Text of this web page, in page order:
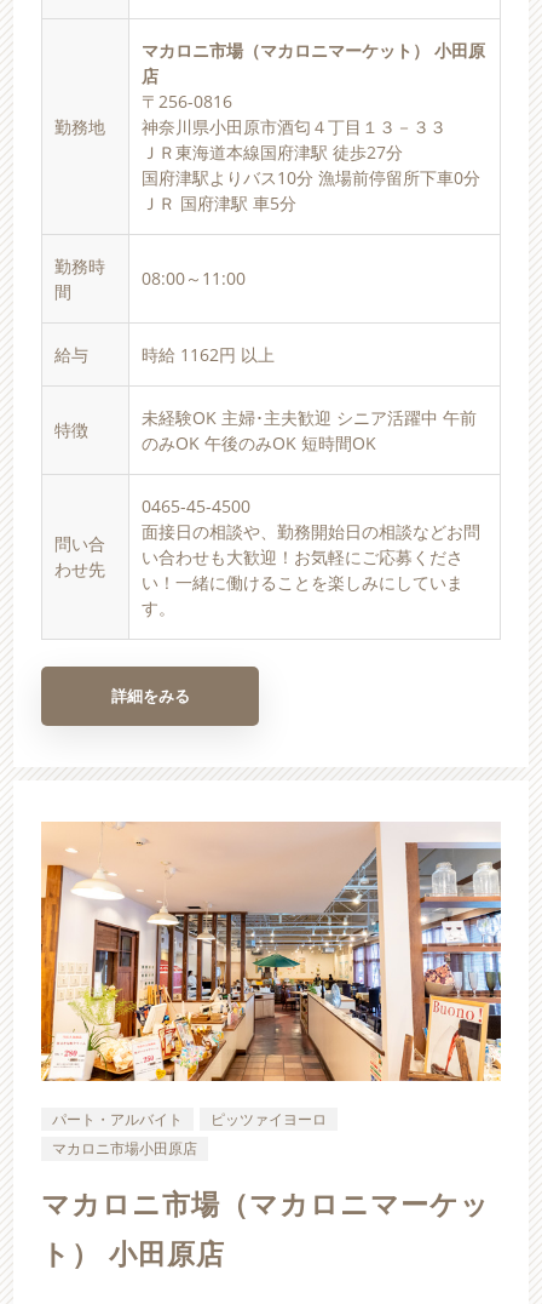
勤務地
マカロニ市場（マカロニマーケット） 小田原
店
〒256-0816
神奈川県小田原市酒匂４丁目１３－３３
ＪＲ東海道本線国府津駅 徒歩27分
国府津駅よりバス10分 漁場前停留所下車0分
ＪＲ 国府津駅 車5分
勤務時
間
08:00～11:00
給与 時給 1162円 以上
特徴
未経験OK 主婦･主夫歓迎 シニア活躍中 午前
のみOK 午後のみOK 短時間OK
問い合
わせ先
0465-45-4500
面接日の相談や、勤務開始日の相談などお問
い合わせも大歓迎！お気軽にご応募くださ
い！一緒に働けることを楽しみにしていま
す。
詳細をみる
パート・アルバイト
ピッツァイヨーロ
マカロニ市場小田原店
マカロニ市場（マカロニマーケッ
ト） 小田原店